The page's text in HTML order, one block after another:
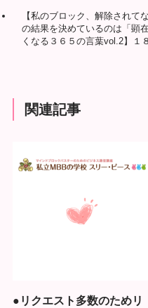
【私のブロック、解除されて
の結果を決めているのは「顕
くなる３６５の言葉vol.2】１
関連記事
●リクエスト多数のためリ